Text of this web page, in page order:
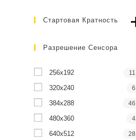
Стартовая Кратность
Разрешение Сенсора
256x192 11
320x240 6
384x288 46
480x360 4
640x512 28